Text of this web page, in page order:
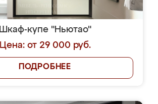
Шкаф-купе "Ньютао"
Цена: от 29 000 руб.
ПОДРОБНЕЕ